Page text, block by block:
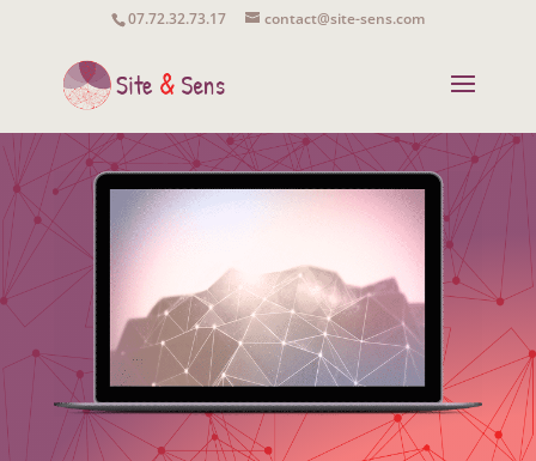
07.72.32.73.17 contact@site-sens.com